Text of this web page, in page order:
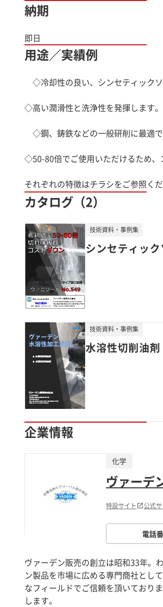
納期
即日
用途／実績例
◇冷却性の良い、シンセティックソ
◇高い潤滑性と洗浄性を発揮します。
◇鋼、鋳鉄などの一般研削に最適で
◇50-80倍でご使用いただけるため、
それぞれの特徴はチラシをご参照くだ
カタログ（2）
シンセティッ
技術資料・事例集
水溶性切削油
技術資料・事例集
企業情報
ヴァーデ
化学
特設サイト 公式
電話
ヴァーデン販売の創立は昭和33年。
ン製品を市場に広める専門商社とし
なフィールドでご信頼を頂いており
します。